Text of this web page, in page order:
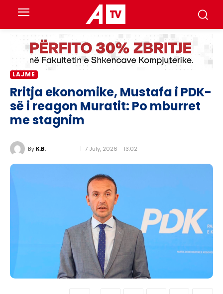
LAJME
Rritja ekonomike, Mustafa i PDK-
së i reagon Muratit: Po mburret
me stagnim
By K.B. 7 July, 2026 - 13:02